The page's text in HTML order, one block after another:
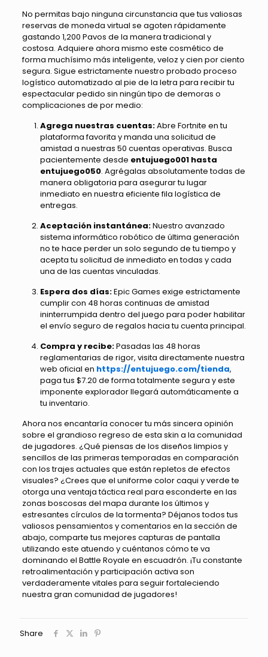
No permitas bajo ninguna circunstancia que tus valiosas
reservas de moneda virtual se agoten rápidamente
gastando 1,200 Pavos de la manera tradicional y
costosa. Adquiere ahora mismo este cosmético de
forma muchísimo más inteligente, veloz y cien por ciento
segura. Sigue estrictamente nuestro probado proceso
logístico automatizado al pie de la letra para recibir tu
espectacular pedido sin ningún tipo de demoras o
complicaciones de por medio:
Agrega nuestras cuentas:Abre Fortnite en tu
plataforma favorita y manda una solicitud de
amistad a nuestras 50 cuentas operativas. Busca
pacientemente desde entujuego001 hasta
entujuego050. Agrégalas absolutamente todas de
manera obligatoria para asegurar tu lugar
inmediato en nuestra eficiente fila logística de
entregas.
Aceptación instantánea:Nuestro avanzado
sistema informático robótico de última generación
no te hace perder un solo segundo de tu tiempo y
acepta tu solicitud de inmediato en todas y cada
una de las cuentas vinculadas.
Espera dos días:Epic Games exige estrictamente
cumplir con 48 horas continuas de amistad
ininterrumpida dentro del juego para poder habilitar
el envío seguro de regalos hacia tu cuenta principal.
Compra y recibe:Pasadas las 48 horas
reglamentarias de rigor, visita directamente nuestra
web oficial en https://entujuego.com/tienda,
paga tus $7.20 de forma totalmente segura y este
imponente explorador llegará automáticamente a
tu inventario.
Ahora nos encantaría conocer tu más sincera opinión
sobre el grandioso regreso de esta skin a la comunidad
de jugadores. ¿Qué piensas de los diseños limpios y
sencillos de las primeras temporadas en comparación
con los trajes actuales que están repletos de efectos
visuales? ¿Crees que el uniforme color caqui y verde te
otorga una ventaja táctica real para esconderte en las
zonas boscosas del mapa durante los últimos y
estresantes círculos de la tormenta? Déjanos todos tus
valiosos pensamientos y comentarios en la sección de
abajo, comparte tus mejores capturas de pantalla
utilizando este atuendo y cuéntanos cómo te va
dominando el Battle Royale en escuadrón. ¡Tu constante
retroalimentación y participación activa son
verdaderamente vitales para seguir fortaleciendo
nuestra gran comunidad de jugadores!
Share